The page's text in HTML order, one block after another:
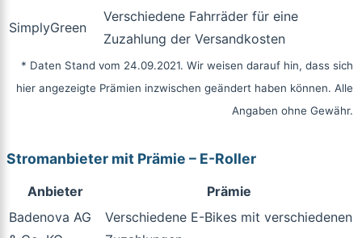
SimplyGreen
Verschiedene Fahrräder für eine
Zuzahlung der Versandkosten
* Daten Stand vom 24.09.2021. Wir weisen darauf hin, dass sich
hier angezeigte Prämien inzwischen geändert haben können. Alle
Angaben ohne Gewähr.
Stromanbieter mit Prämie – E-Roller
Anbieter
Prämie
Badenova AG
Verschiedene E-Bikes mit verschiedenen